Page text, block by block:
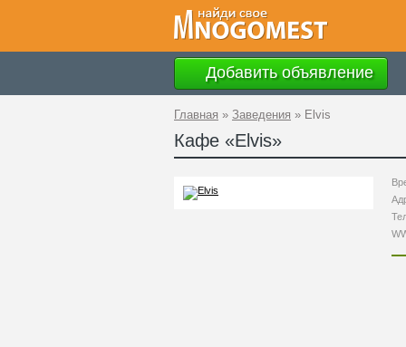
Добавить объявление
Главная » Заведения » Elvis
Кафе «Elvis»